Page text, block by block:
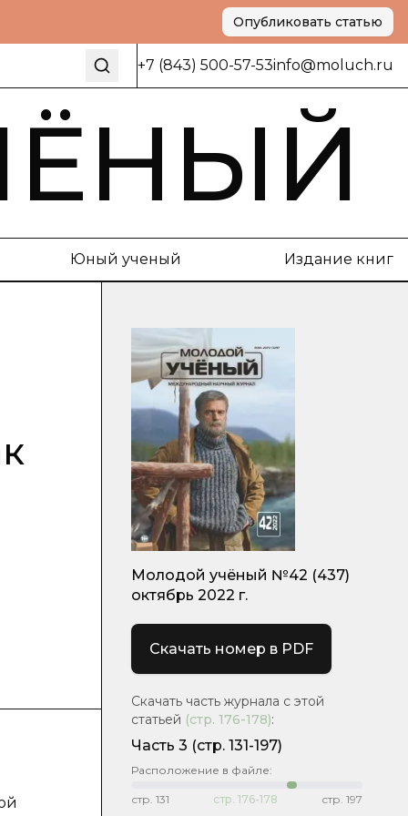
Опубликовать статью
+7 (843) 500-57-53info@moluch.ru
Юный ученый Издание книг
Молодой учёный №42 (437)
октябрь 2022 г.
Скачать номер в PDF
Скачать часть журнала с этой
статьей (стр. 176-178):
Часть 3 (стр. 131-197)
Расположение в файле:
стр. 131 стр. 176-178 стр. 197